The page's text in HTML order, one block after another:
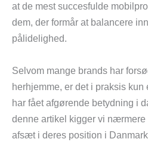
at de mest succesfulde
dem, der formår at balancere
pålidelighed.
Selvom mange brands har
herhjemme, er det i praksis
har fået afgørende betydning i
denne artikel kigger vi nærmere
afsæt i deres position i